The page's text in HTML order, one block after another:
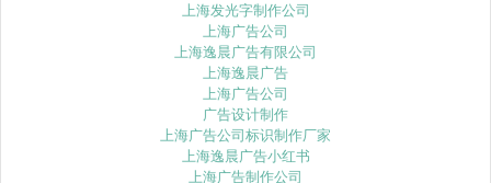
上海发光字制作公司
上海广告公司
上海逸晨广告有限公司
上海逸晨广告
上海广告公司
广告设计制作
上海广告公司标识制作厂家
上海逸晨广告小红书
上海广告制作公司